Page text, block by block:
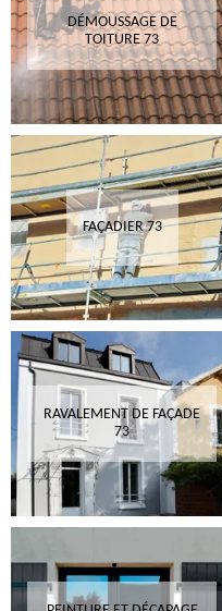
DÉMOUSSAGE DE
TOITURE 73
FAÇADIER 73
RAVALEMENT DE FAÇADE
73